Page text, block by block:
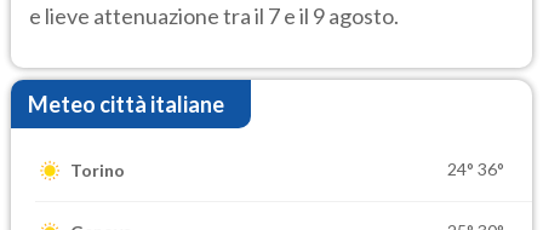
e lieve attenuazione tra il 7 e il 9 agosto.
Meteo città italiane
Torino 24° 36°